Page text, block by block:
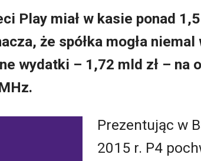
Play miał w kasie ponad
że spółka mogła
wydatki – 1,72 mld zł – na
Prezentując w
2015 r. P4